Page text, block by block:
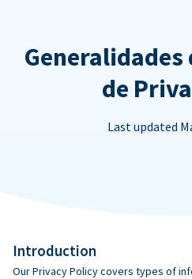
de
Last updated
Introduction
Our Privacy Policy covers types of